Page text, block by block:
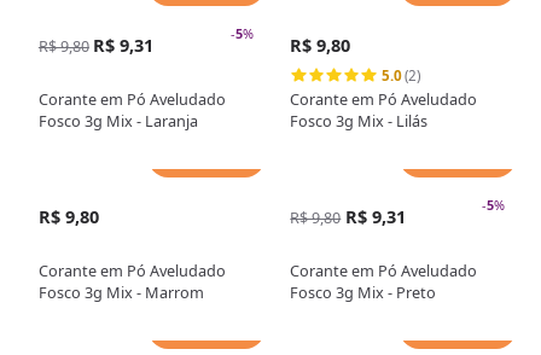
-5%
R$ 9,80 R$ 9,31
Corante em Pó Aveludado
Fosco 3g Mix - Laranja
R$ 9,80
5.0(2)
Corante em Pó Aveludado
Fosco 3g Mix - Lilás
R$ 9,80
Corante em Pó Aveludado
Fosco 3g Mix - Marrom
-5%
R$ 9,80 R$ 9,31
Corante em Pó Aveludado
Fosco 3g Mix - Preto